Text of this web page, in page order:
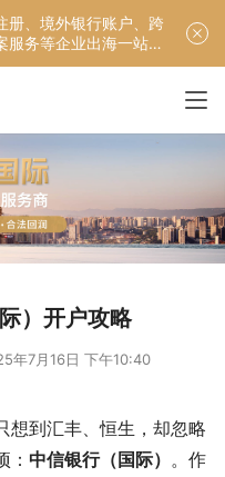
册、境外银行账户、跨
务等企业出海一站式
）开户攻略
年7月16日 下午10:40
想到汇丰、恒生，却忽略
： 中信银行（国际） 。作